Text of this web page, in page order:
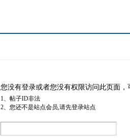
您没有登录或者您没有权限访问此页面
1、帖子ID非法
2、您还不是站点会员,请先登录站点